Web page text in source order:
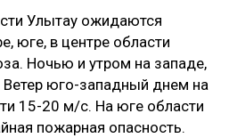
Улытау ожидаются
юге, в центре области
Ночью и утром на западе,
Ветер юго-западный днем на
15-20 м/с. На юге области
пожарная опасность.